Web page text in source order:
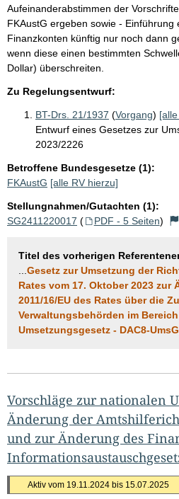
Aufeinanderabstimmen der
FKAustG ergeben sowie -
Finanzkonten künftig nur noch dann
wenn diese einen bestimmten
Dollar) überschreiten.
Zu Regelungsentwurf:
BT-Drs. 21/1937 (Vorgang)
Entwurf eines Gesetzes zur
2023/2226
Betroffene Bundesgesetze (1):
FKAustG [alle RV hierzu]
Stellungnahmen/Gutachten (1):
SG2411220017 ( PDF - 5 Seiten)
Titel des vorherigen
Gesetz zur Umsetzung der
Rates vom 17. Oktober 2023 zur
2011/16/EU des Rates über die
Verwaltungsbehörden im
Umsetzungsgesetz - DAC8-
Vorschläge zur nationalen
Änderung der
und zur Änderung des
Aktiv vom 19.11.2024 bis 15.07.2025